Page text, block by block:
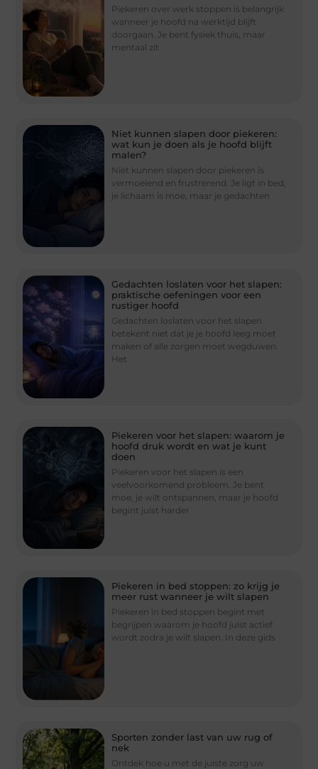
Piekeren over werk stoppen is belangrijk
wanneer je hoofd na werktijd blijft
doorgaan. Je bent fysiek thuis, maar
mentaal zit
Niet kunnen slapen door piekeren:
wat kun je doen als je hoofd blijft
malen?
Niet kunnen slapen door piekeren is
vermoeiend en frustrerend. Je ligt in bed,
je lichaam is moe, maar je gedachten
Gedachten loslaten voor het slapen:
praktische oefeningen voor een
rustiger hoofd
Gedachten loslaten voor het slapen
betekent niet dat je je hoofd leeg moet
maken of alle zorgen moet wegduwen.
Het
Piekeren voor het slapen: waarom je
hoofd druk wordt en wat je kunt
doen
Piekeren voor het slapen is een
veelvoorkomend probleem. Je bent
moe, je wilt ontspannen, maar je hoofd
begint juist harder
Piekeren in bed stoppen: zo krijg je
meer rust wanneer je wilt slapen
Piekeren in bed stoppen begint met
begrijpen waarom je hoofd juist actief
wordt zodra je wilt slapen. In deze gids
Sporten zonder last van uw rug of
nek
Ontdek hoe u met de juiste zorg uw